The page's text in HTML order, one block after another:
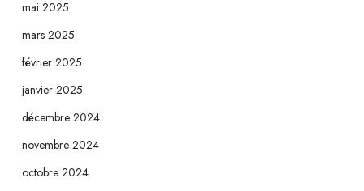
mai 2025
mars 2025
février 2025
janvier 2025
décembre 2024
novembre 2024
octobre 2024